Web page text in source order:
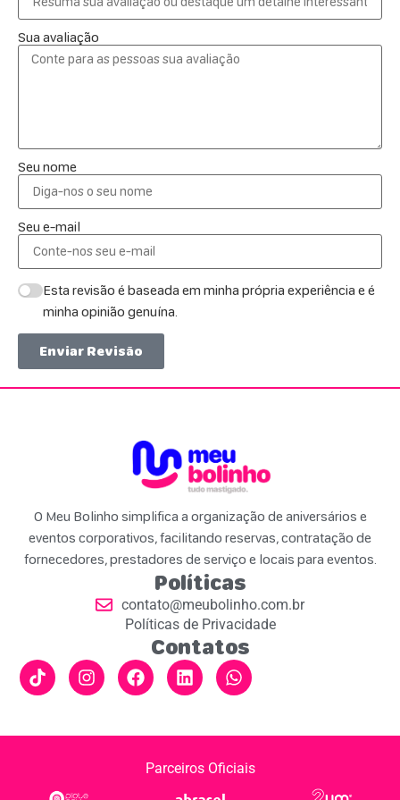
Sua avaliação
Seu nome
Seu e-mail
Esta revisão é baseada em minha própria experiência e é
minha opinião genuína.
Enviar Revisão
O Meu Bolinho simplifica a organização de aniversários e
eventos corporativos, facilitando reservas, contratação de
fornecedores, prestadores de serviço e locais para eventos.
Políticas
contato@meubolinho.com.br
Políticas de Privacidade
Contatos
Parceiros Oficiais